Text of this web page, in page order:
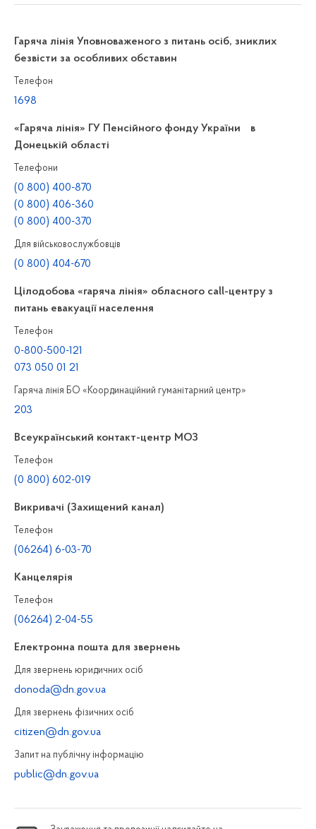
Гаряча лінія Уповноваженого з питань осіб, зниклих
безвісти за особливих обставин
Телефон
1698
«Гаряча лінія» ГУ Пенсійного фонду України в
Донецькій області
Телефони
(0 800) 400-870
(0 800) 406-360
(0 800) 400-370
Для військовослужбовців
(0 800) 404-670
Цілодобова «гаряча лінія» обласного call-центру з
питань евакуації населення
Телефон
0-800-500-121
073 050 01 21
Гаряча лінія БО «Координаційний гуманітарний центр»
203
Всеукраїнський контакт-центр МОЗ
Телефон
(0 800) 602-019
Викривачі (Захищений канал)
Телефон
(06264) 6-03-70
Канцелярiя
Телефон
(06264) 2-04-55
Електронна пошта для звернень
Для звернень юридичних осiб
donoda@dn.gov.ua
Для звернень фізичних осiб
citizen@dn.gov.ua
Запит на публiчну інформацiю
public@dn.gov.ua